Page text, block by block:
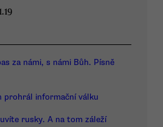
za námi, s námi Bůh. Písně
prohrál informační válku
rusky. A na tom záleží